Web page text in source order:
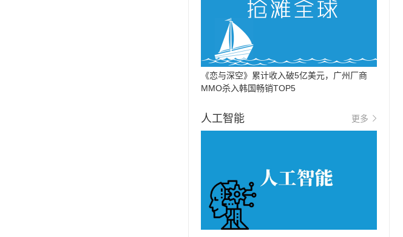
《恋与深空》累计收入破5亿美元，广州厂商
MMO杀入韩国畅销TOP5
人工智能 更多